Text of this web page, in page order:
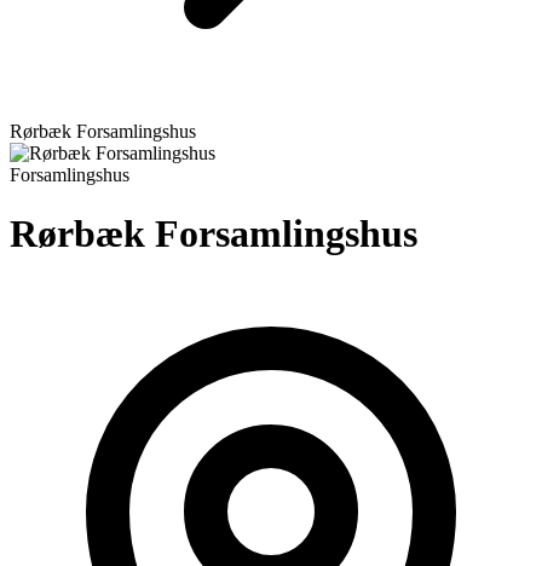
Rørbæk Forsamlingshus
Forsamlingshus
Rørbæk Forsamlingshus